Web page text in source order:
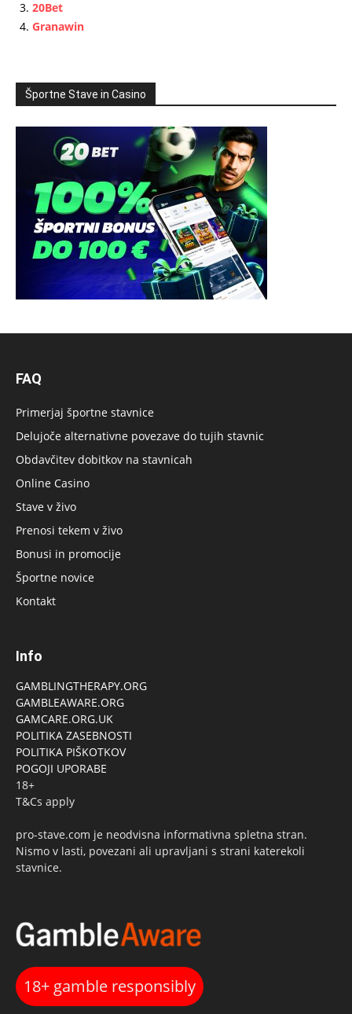
20Bet
Granawin
Športne Stave in Casino
FAQ
Primerjaj športne stavnice
Delujoče alternativne povezave do tujih stavnic
Obdavčitev dobitkov na stavnicah
Online Casino
Stave v živo
Prenosi tekem v živo
Bonusi in promocije
Športne novice
Kontakt
Info
GAMBLINGTHERAPY.ORG
GAMBLEAWARE.ORG
GAMCARE.ORG.UK
POLITIKA ZASEBNOSTI
POLITIKA PIŠKOTKOV
POGOJI UPORABE
18+
T&Cs apply
pro-stave.com je neodvisna informativna spletna stran.
Nismo v lasti, povezani ali upravljani s strani katerekoli
stavnice.
18+ gamble responsibly